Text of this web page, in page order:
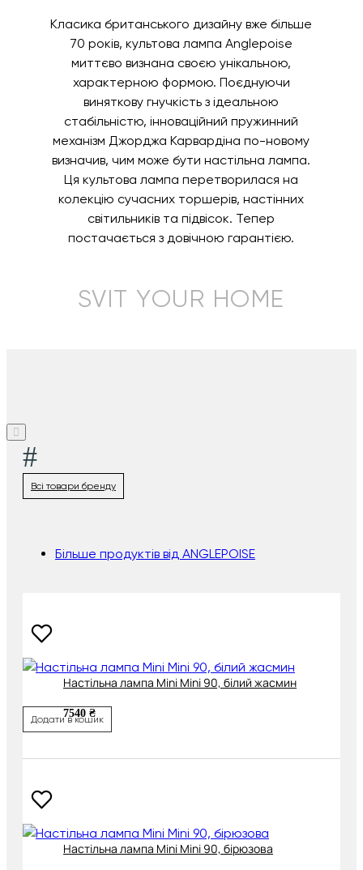
Класика британського дизайну вже більше
70 років, культова лампа Anglepoise
миттєво визнана своєю унікальною,
характерною формою. Поєднуючи
виняткову гнучкість з ідеальною
стабільністю, інноваційний пружинний
механізм Джорджа Карвардіна по-новому
визначив, чим може бути настільна лампа.
Ця культова лампа перетворилася на
колекцію сучасних торшерів, настінних
світильників та підвісок. Тепер
постачається з довічною гарантією.
SVIT YOUR HOME
#
Всі товари бренду
Більше продуктів від ANGLEPOISE
Настільна лампа Mini Mini 90, білий жасмин
7540 ₴
Додати в кошик
Настільна лампа Mini Mini 90, бірюзова